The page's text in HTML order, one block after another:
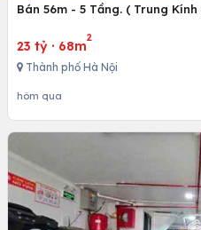
Bán 56m - 5 Tầng. ( Trung
23 tỷ · 68m
2
Thành phố Hà Nội
hôm qua